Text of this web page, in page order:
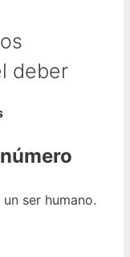
deber
ser humano.